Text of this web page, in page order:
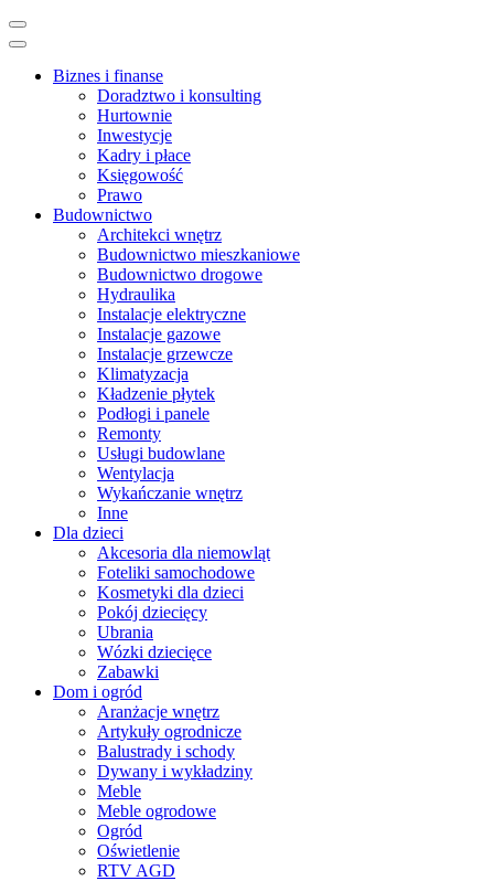
Skip
to
(Press
Biznes i finanse
Doradztwo i konsulting
Hurtownie
Inwestycje
Kadry i płace
Księgowość
Prawo
Budownictwo
Architekci wnętrz
Budownictwo mieszkaniowe
Budownictwo drogowe
Hydraulika
Instalacje elektryczne
Instalacje gazowe
Instalacje grzewcze
Klimatyzacja
Kładzenie płytek
Podłogi i panele
Remonty
Usługi budowlane
Wentylacja
Wykańczanie wnętrz
Inne
Dla dzieci
Akcesoria dla niemowląt
Foteliki samochodowe
Kosmetyki dla dzieci
Pokój dziecięcy
Ubrania
Wózki dziecięce
Zabawki
Dom i ogród
Aranżacje wnętrz
Artykuły ogrodnicze
Balustrady i schody
Dywany i wykładziny
Meble
Meble ogrodowe
Ogród
Oświetlenie
RTV AGD